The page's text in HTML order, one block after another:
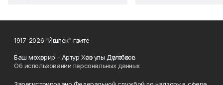
1917-2026 "Йәшлек" гәзите
Баш мөхәррир - Артур Хәсән улы Дәүләтбәков
Об использовании персональных данных